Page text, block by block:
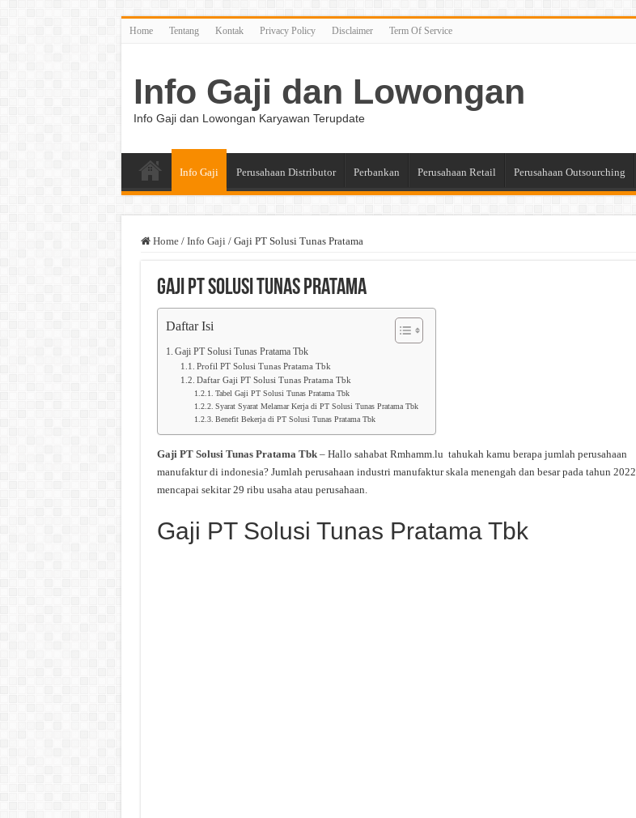
Home Tentang Kontak Privacy Policy Disclaimer Term Of Service
Info Gaji dan Lowongan
Info Gaji dan Lowongan Karyawan Terupdate
Info Gaji Perusahaan Distributor Perbankan Perusahaan Retail Perusahaan Outsourching
Home / Info Gaji / Gaji PT Solusi Tunas Pratama
Gaji PT Solusi Tunas Pratama
Daftar Isi
Gaji PT Solusi Tunas Pratama Tbk
Profil PT Solusi Tunas Pratama Tbk
Daftar Gaji PT Solusi Tunas Pratama Tbk
Tabel Gaji PT Solusi Tunas Pratama Tbk
Syarat Syarat Melamar Kerja di PT Solusi Tunas Pratama Tbk
Benefit Bekerja di PT Solusi Tunas Pratama Tbk
Gaji PT Solusi Tunas Pratama Tbk– Hallo sahabat Rmhamm.lu tahukah kamu berapa jumlah perusahaan
manufaktur di indonesia? Jumlah perusahaan industri manufaktur skala menengah dan besar pada tahun 2022
mencapai sekitar 29 ribu usaha atau perusahaan.
Gaji PT Solusi Tunas Pratama Tbk